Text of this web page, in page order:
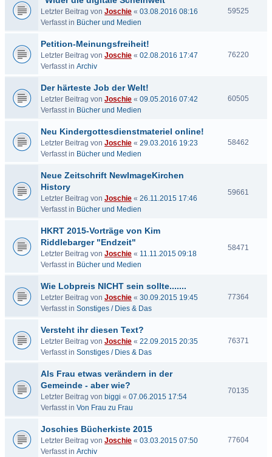
Letzter Beitrag von Joschie « 03.08.2016 08:16
Verfasst in Bücher und Medien
59525
Petition-Meinungsfreiheit!
Letzter Beitrag von Joschie « 02.08.2016 17:47
Verfasst in Archiv
76220
Der härteste Job der Welt!
Letzter Beitrag von Joschie « 09.05.2016 07:42
Verfasst in Bücher und Medien
60505
Neu Kindergottesdienstmateriel online!
Letzter Beitrag von Joschie « 29.03.2016 19:23
Verfasst in Bücher und Medien
58462
Neue Zeitschrift NewImageKirchen
History
Letzter Beitrag von Joschie « 26.11.2015 17:46
Verfasst in Bücher und Medien
59661
HKRT 2015-Vorträge von Kim
Riddlebarger "Endzeit"
Letzter Beitrag von Joschie « 11.11.2015 09:18
Verfasst in Bücher und Medien
58471
Wie Lobpreis NICHT sein sollte.......
Letzter Beitrag von Joschie « 30.09.2015 19:45
Verfasst in Sonstiges / Dies & Das
77364
Versteht ihr diesen Text?
Letzter Beitrag von Joschie « 22.09.2015 20:35
Verfasst in Sonstiges / Dies & Das
76371
Als Frau etwas verändern in der
Gemeinde - aber wie?
Letzter Beitrag von biggi « 07.06.2015 17:54
Verfasst in Von Frau zu Frau
70135
Joschies Bücherkiste 2015
Letzter Beitrag von Joschie « 03.03.2015 07:50
Verfasst in Archiv
77604